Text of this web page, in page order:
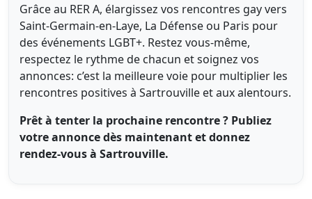
Grâce au RER A, élargissez vos rencontres gay vers
Saint‑Germain‑en‑Laye, La Défense ou Paris pour
des événements LGBT+. Restez vous‑même,
respectez le rythme de chacun et soignez vos
annonces: c’est la meilleure voie pour multiplier les
rencontres positives à Sartrouville et aux alentours.
Prêt à tenter la prochaine rencontre ? Publiez
votre annonce dès maintenant et donnez
rendez-vous à Sartrouville.